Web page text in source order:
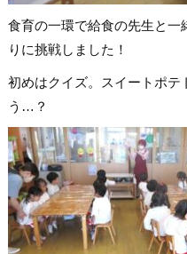
食育の一環で給食の先生と
りに挑戦しました！
初めはクイズ。スイートポテ
う…？